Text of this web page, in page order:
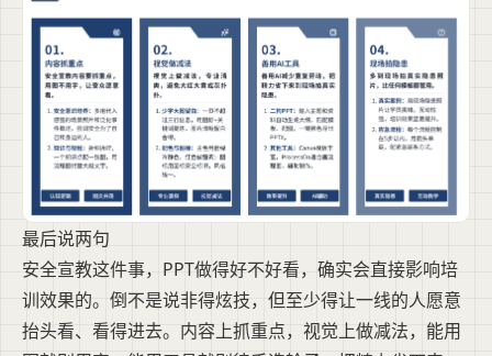
最后说两句
安全宣教这件事，PPT做得好不好看，确实会直接影响培
训效果的。倒不是说非得炫技，但至少得让一线的人愿意
抬头看、看得进去。内容上抓重点，视觉上做减法，能用